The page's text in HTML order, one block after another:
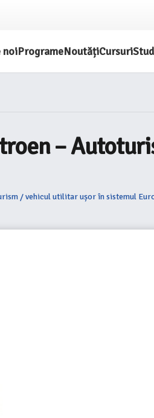
noiProgrameNoutățiCursuri
–
/ vehicul utilitar ușor în sistemul